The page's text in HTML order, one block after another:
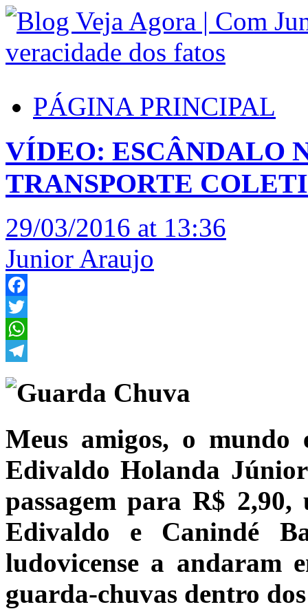
PÁGINA PRINCIPAL
VÍDEO: ESCÂNDALO
TRANSPORTE
29/03/2016 at 13:36
Junior Araujo
Facebook
Twitter
WhatsApp
Meus amigos, o mundo
Edivaldo Holanda
passagem para R$
Edivaldo e Canindé
ludovicense a andaram
guarda-chuvas dentro